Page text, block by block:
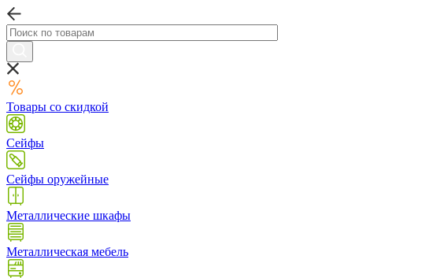
Товары со скидкой
Сейфы
Сейфы оружейные
Металлические шкафы
Металлическая мебель